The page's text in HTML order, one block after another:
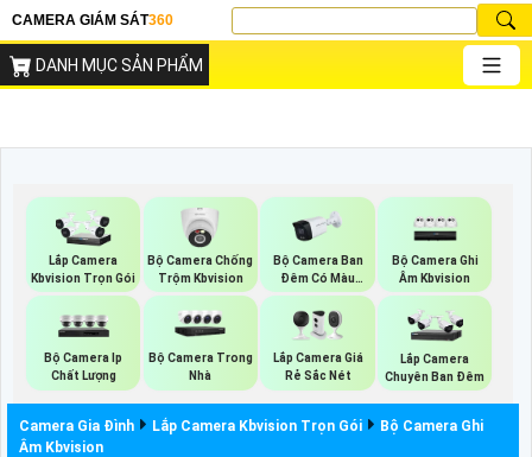
CAMERA GIÁM SÁT360
DANH MỤC SẢN PHẨM
Lắp Camera
Kbvision Trọn Gói
Bộ Camera Chống
Trộm Kbvision
Bộ Camera Ban
Đêm Có Màu
Kbvision
Bộ Camera Ghi
Âm Kbvision
Bộ Camera Ip
Chất Lượng
Bộ Camera Trong
Nhà
Lắp Camera Giá
Rẻ Sắc Nét
Lắp Camera
Chuyên Ban Đêm
Camera Gia Đình Lắp Camera Kbvision Trọn Gói
Bộ Camera Ghi
Âm Kbvision